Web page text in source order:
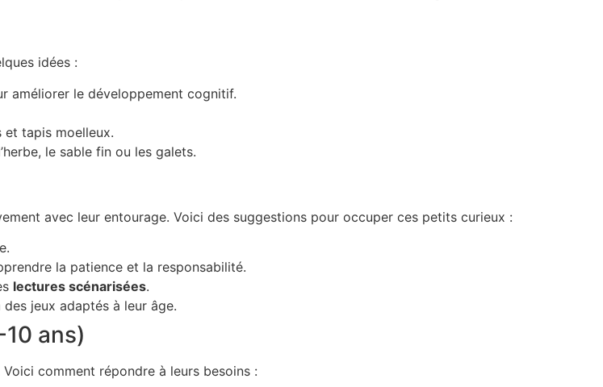
idées :
améliorer le développement cognitif.
et tapis moelleux.
le sable fin ou les galets.
avec leur entourage. Voici des suggestions pour occuper ces petits curieux :
la patience et la responsabilité.
lectures scénarisées.
jeux adaptés à leur âge.
ans)
comment répondre à leurs besoins :